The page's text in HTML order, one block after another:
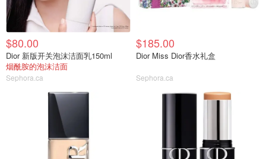
$80.00
Dior 新版开关泡沫洁面乳150ml
烟酰胺的泡沫洁面
Sephora.ca
$185.00
Dior Miss Dior香水礼盒
Sephora.ca